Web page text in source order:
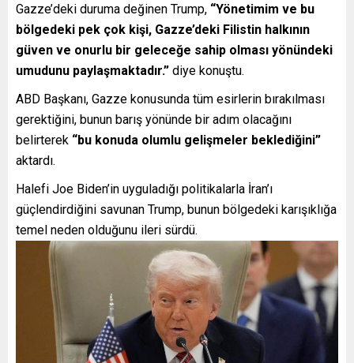
Gazze’deki duruma değinen Trump, “Yönetimim ve bu
bölgedeki pek çok kişi, Gazze’deki Filistin halkının
güven ve onurlu bir geleceğe sahip olması yönündeki
umudunu paylaşmaktadır.” diye konuştu.
ABD Başkanı, Gazze konusunda tüm esirlerin bırakılması
gerektiğini, bunun barış yönünde bir adım olacağını
belirterek “bu konuda olumlu gelişmeler beklediğini”
aktardı.
Halefi Joe Biden’in uyguladığı politikalarla İran’ı
güçlendirdiğini savunan Trump, bunun bölgedeki karışıklığa
temel neden olduğunu ileri sürdü.